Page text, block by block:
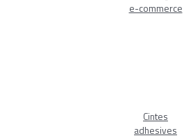
e-commerce
Cintes
adhesives